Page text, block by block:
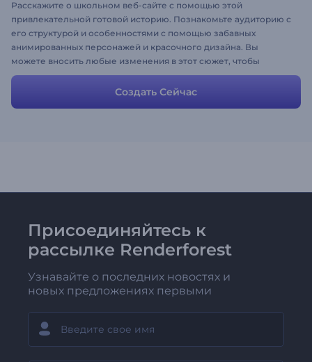
Расскажите о школьном веб-сайте с помощью этой
привлекательной готовой историю. Познакомьте аудиторию с
его структурой и особенностями с помощью забавных
анимированных персонажей и красочного дизайна. Вы
можете вносить любые изменения в этот сюжет, чтобы
получить желаемый результат; добавляйте или удаляйте
сцены, загружайте музыку, изображения и меняйте тексты.
Создать Сейчас
Присоединяйтесь к
рассылке Renderforest
Узнавайте о последних новостях и
новых предложениях первыми